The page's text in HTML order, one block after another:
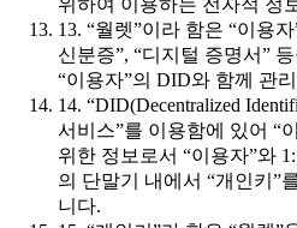
위하여 이용하는 전자적 정
13. “월렛”이라 함은 “이용
신분증”, “디지털 증명서”
“이용자”의 DID와 함께 관
14. “DID(Decentralized
서비스”를 이용함에 있어 “
위한 정보로서 “이용자”와
의 단말기 내에서 “개인키”
니다.